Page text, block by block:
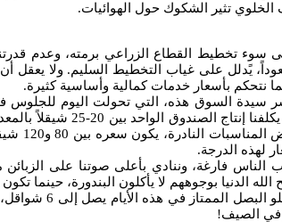
الخلوي تثير الشكوك حول الهوائيات.
سوء تخطيط القطاع الزراعي برمته، وعدم
يًدلل على غياب التخطيط السليم. ولا يعقل أن
نتحكم بأسعار خدمات كمالية وأساسية كثيرة.
سر سيدة السوق هذه، التي تحولت اليوم للجلوس
يقول الفلاح الشاب سامي صبحي: يكلفنا
نبيعه بعشرة
لهذه الدرجة.
الناس فارغة، وننادي بأعلى صوتنا على
الدنيا بوجوههم لا يأكلون البندورة، حينما
والمفارقة، وفق حسين، أن سعر
في الصيف!